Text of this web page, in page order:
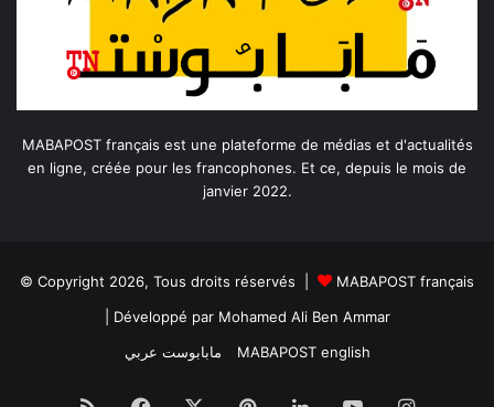
MABAPOST français est une plateforme de médias et d'actualités
en ligne, créée pour les francophones. Et ce, depuis le mois de
janvier 2022.
© Copyright 2026, Tous droits réservés |
MABAPOST français
| Développé par Mohamed Ali Ben Ammar
مابابوست عربي
MABAPOST english